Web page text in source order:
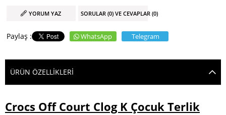
YORUM YAZ SORULAR (0) VE CEVAPLAR (0)
WhatsApp Telegram
ÜRÜN ÖZELLIKLERI
Crocs Off Court Clog K Çocuk Terlik